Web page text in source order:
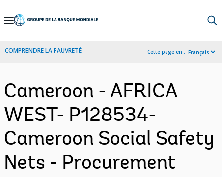
Skip
Navigation
COMPRENDRE LA PAUVRETÉ Cette page en : Français
Cameroon - AFRICA
WEST- P128534-
Cameroon Social Safety
Nets - Procurement